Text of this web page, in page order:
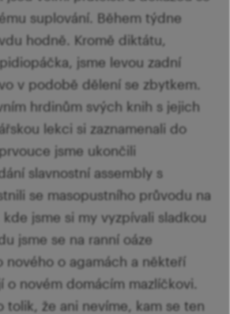
suplování. Během týdne
hodně. Kromě diktátu,
jsme levou zadní
v podobě dělení se zbytkem.
hrdinům svých knih s jejich
lekci si zaznamenali do
jsme ukončili
slavnostní assembly s
se masopustního průvodu na
jsme si my vyzpívali sladkou
jsme se na ranní oáze
nového o agamách a někteří
o novém domácím mazlíčkovi.
tolik, že ani nevíme, kam se ten